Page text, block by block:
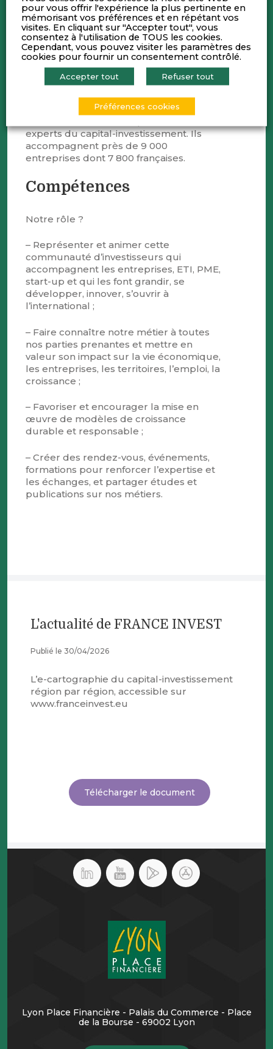
Activités
France Invest, ce sont plus de 450
sociétés de gestion et 190 sociétés de
conseil adhérentes qui forment une
experts du capital-investissement. Ils
accompagnent près de 9 000
entreprises dont 7 800 françaises.
Compétences
Notre rôle ?
– Représenter et animer cette
communauté d’investisseurs qui
accompagnent les entreprises, ETI, PME,
start-up et qui les font grandir, se
développer, innover, s’ouvrir à
l’international ;
– Faire connaître notre métier à toutes
nos parties prenantes et mettre en
valeur son impact sur la vie économique,
les entreprises, les territoires, l’emploi, la
croissance ;
– Favoriser et encourager la mise en
œuvre de modèles de croissance
durable et responsable ;
– Créer des rendez-vous, événements,
formations pour renforcer l’expertise et
les échanges, et partager études et
publications sur nos métiers.
L'actualité de FRANCE INVEST
Publié le 30/04/2026
L’e-cartographie du capital-investissement
région par région, accessible sur
www.franceinvest.eu
Télécharger le document
Lyon Place Financière - Palais du Commerce - Place
de la Bourse - 69002 Lyon
pour vous offrir l'expérience la plus pertinente en
mémorisant vos préférences et en répétant vos
visites. En cliquant sur "Accepter tout", vous
consentez à l'utilisation de TOUS les cookies.
Cependant, vous pouvez visiter les paramètres des
cookies pour fournir un consentement contrôlé.
Accepter tout Refuser tout
Préférences cookies